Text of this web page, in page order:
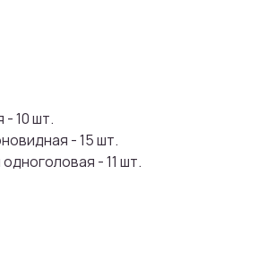
- 10 шт.
- 15 шт.
- 11 шт.